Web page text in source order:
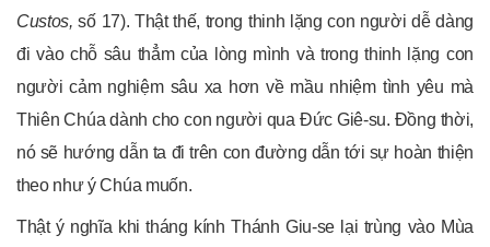
Custos,số 17). Thật thế, trong thinh lặng con người dễ dàng
đi vào chỗ sâu thẳm của lòng mình và trong thinh lặng con
người cảm nghiệm sâu xa hơn về mầu nhiệm tình yêu mà
Thiên Chúa dành cho con người qua Đức Giê-su. Đồng thời,
nó sẽ hướng dẫn ta đi trên con đường dẫn tới sự hoàn thiện
theo như ý Chúa muốn.
Thật ý nghĩa khi tháng kính Thánh Giu-se lại trùng vào Mùa